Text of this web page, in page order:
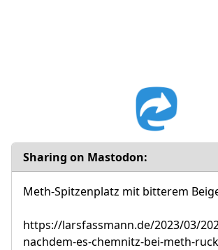
Sharing on Mastodon:
Meth-Spitzenplatz mit bitterem
https://larsfassmann.de/2023/03/
nachdem-es-chemnitz-bei-meth-